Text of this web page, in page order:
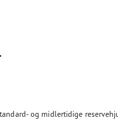
og midlertidige